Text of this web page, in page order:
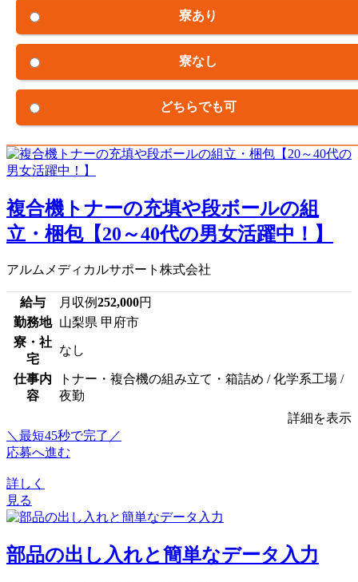
寮あり
寮なし
どちらでも可
複合機トナーの充填や段ボールの組
立・梱包【20～40代の男女活躍中！】
アルムメディカルサポート株式会社
給与 月収例252,000円
勤務地
山梨県 甲府市
寮・社
宅
なし
仕事内
容
トナー・複合機の組み立て・箱詰め / 化学系工場 /
夜勤
詳細を表示
＼最短45秒で完了／
応募へ進む
詳しく
見る
部品の出し入れと簡単なデータ入力